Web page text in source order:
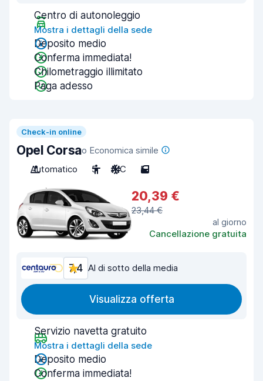
Centro di autonoleggio
Mostra i dettagli della sede
Deposito medio
Conferma immediata!
Chilometraggio illimitato
Paga adesso
Check-in online
Opel Corsao Economica simile
Automatico
5 A/C 5
20,39 €
23,44 €
al giorno
Cancellazione gratuita
7,4 Al di sotto della media
Visualizza offerta
Servizio navetta gratuito
Mostra i dettagli della sede
Deposito medio
Conferma immediata!